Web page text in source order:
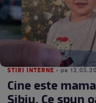
STIRI INTERNE • pe
Cine este